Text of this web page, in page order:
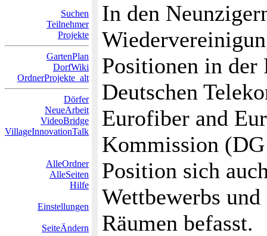
Suchen
Teilnehmer
Projekte
GartenPlan
DorfWiki
OrdnerProjekte_alt
Dörfer
NeueArbeit
VideoBridge
VillageInnovationTalk
AlleOrdner
AlleSeiten
Hilfe
Einstellungen
SeiteÄndern
In den
Positionen in
Deutschen
Eurofiber and
Kommission
Position sich
Wettbewerbs
Räumen befasst.